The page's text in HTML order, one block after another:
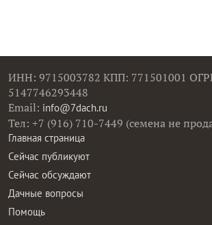
ИНН: 9715003782 КПП: 771501001
5147746293448
Email: info@7dach.ru
Тел: +7 (916) 710-7449 (семена не
Главная страница
Сейчас публикуют
Сейчас обсуждают
Дачные вопросы
Помощь